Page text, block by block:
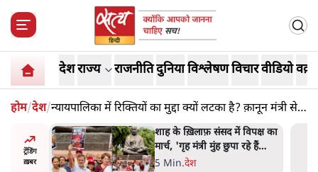
देशराज्य राजनीतिदुनियाविश्लेषणविचारवीडियो
होम/देश/न्यायपालिका में रिक्तियों का मुद्दा क्यों लटका है? क़ानून मंत्री से
जानिए
ट्रेंडिंग
ख़बर
शाह के ख़िलाफ़ संसद में विपक्ष का
मार्च, 'गृह मंत्री मुंह छुपा रहे हैं
क्योंकि वो छात्रों के गुनहगार हैं'
5 Min.देश